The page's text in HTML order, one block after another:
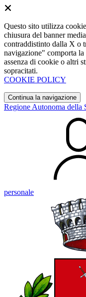
Questo sito utilizza
chiusura del banner
contraddistinto dalla X o
navigazione" comporta
assenza di cookie o altri
sopracitati.
COOKIE POLICY
Continua la navigazione
Regione Autonoma della
personale